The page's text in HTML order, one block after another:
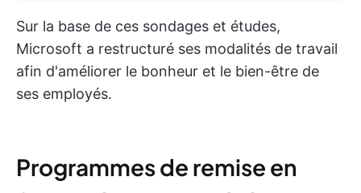
Sur la base de ces sondages et études,
Microsoft a restructuré ses modalités de travail
afin d'améliorer le bonheur et le bien-être de
ses employés.
Programmes de remise en